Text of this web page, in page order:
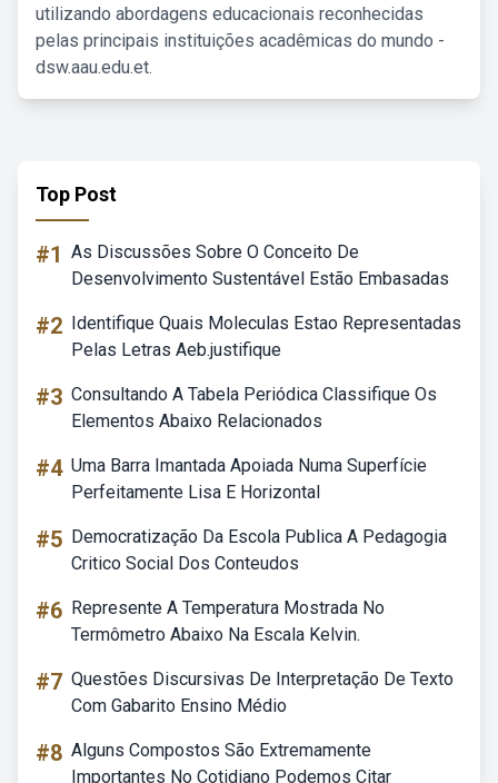
utilizando abordagens educacionais reconhecidas
pelas principais instituições acadêmicas do mundo -
dsw.aau.edu.et.
Top Post
#1 As Discussões Sobre O Conceito De
Desenvolvimento Sustentável Estão Embasadas
#2 Identifique Quais Moleculas Estao Representadas
Pelas Letras Aeb.justifique
#3 Consultando A Tabela Periódica Classifique Os
Elementos Abaixo Relacionados
#4 Uma Barra Imantada Apoiada Numa Superfície
Perfeitamente Lisa E Horizontal
#5 Democratização Da Escola Publica A Pedagogia
Critico Social Dos Conteudos
#6 Represente A Temperatura Mostrada No
Termômetro Abaixo Na Escala Kelvin.
#7 Questões Discursivas De Interpretação De Texto
Com Gabarito Ensino Médio
#8 Alguns Compostos São Extremamente
Importantes No Cotidiano Podemos Citar